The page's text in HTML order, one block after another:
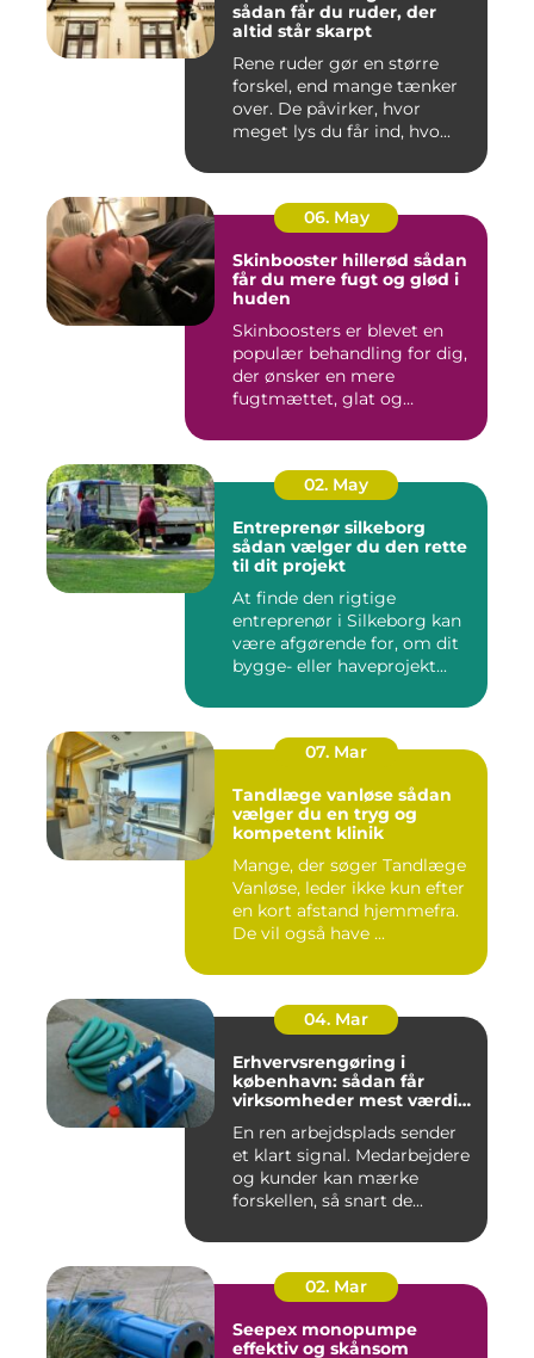
sådan får du ruder, der
altid står skarpt
Rene ruder gør en større
forskel, end mange tænker
over. De påvirker, hvor
meget lys du får ind, hvo...
06. May
Skinbooster hillerød sådan
får du mere fugt og glød i
huden
Skinboosters er blevet en
populær behandling for dig,
der ønsker en mere
fugtmættet, glat og
02. May
Entreprenør silkeborg
sådan vælger du den rette
til dit projekt
At finde den rigtige
entreprenør i Silkeborg kan
være afgørende for, om dit
bygge- eller haveprojekt...
07. Mar
Tandlæge vanløse sådan
vælger du en tryg og
kompetent klinik
Mange, der søger Tandlæge
Vanløse, leder ikke kun efter
en kort afstand hjemmefra.
De vil også have ...
04. Mar
Erhvervsrengøring i
københavn: sådan får
virksomheder mest værdi
En ren arbejdsplads sender
et klart signal. Medarbejdere
og kunder kan mærke
forskellen, så snart de...
02. Mar
Seepex monopumpe
effektiv og skånsom